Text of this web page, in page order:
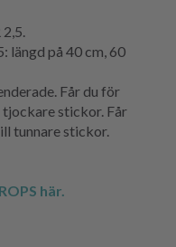
längd på 40 cm, 60
Får du för
stickor. Får
tunnare stickor.
här.